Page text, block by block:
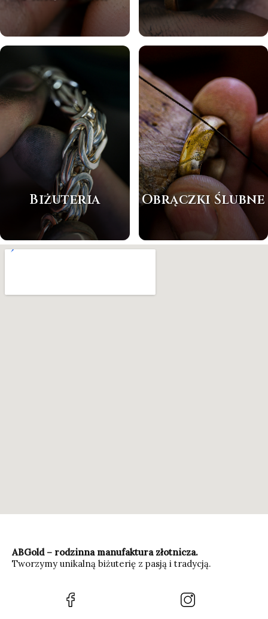
Biżuteria Obrączki Ślubne
ABGold – rodzinna manufaktura złotnicza.
Tworzymy unikalną biżuterię z pasją i tradycją.
(Otwiera
się